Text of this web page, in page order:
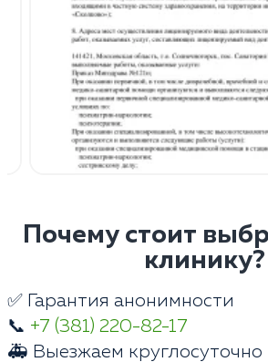
Почему стоит
клинику?
✅ Гарантия анонимности
📞 +7 (381) 220-82-17
🚑 Выезжаем круглосуточно